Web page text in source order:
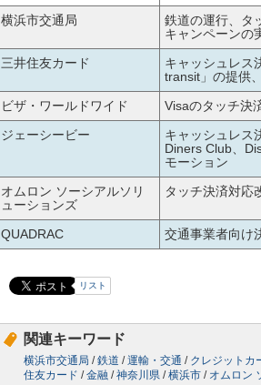
横浜市交通局
鉄道の運⾏、タ
キャンペーンの
三井住友カード
キャッシュレス
transit」の提供
ビザ・ワールドワイド
Visaのタッチ決
ジェーシービー
キャッシュレス
Diners Club、
モーション
オムロン ソーシアルソリ
ューションズ
タッチ決済対応
QUADRAC 交通事業者向け
リスト
関連キーワード
横浜市交通局 /鉄道 /運輸・交通 / クレジットカ
住友カード /金融 /神奈川県 /横浜市 / オムロン